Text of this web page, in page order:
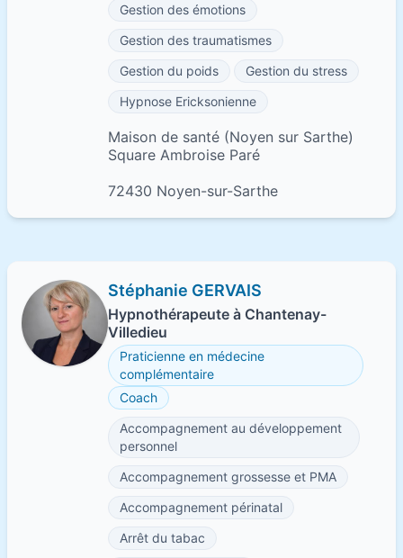
Gestion des émotions
Gestion des traumatismes
Gestion du poids
Gestion du stress
Hypnose Ericksonienne
Maison de santé (Noyen sur Sarthe)
Square Ambroise Paré
72430 Noyen-sur-Sarthe
Stéphanie GERVAIS
Hypnothérapeute à Chantenay-
Villedieu
Praticienne en médecine
complémentaire
Coach
Accompagnement au développement
personnel
Accompagnement grossesse et PMA
Accompagnement périnatal
Arrêt du tabac